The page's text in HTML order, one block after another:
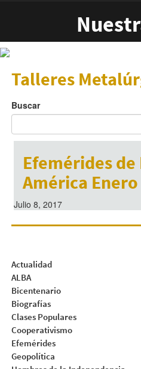
Talleres
Buscar
Efemérides de
América
Julio 8, 2017
Actualidad
ALBA
Bicentenario
Biografías
Clases Populares
Cooperativismo
Efemérides
Geopolítica